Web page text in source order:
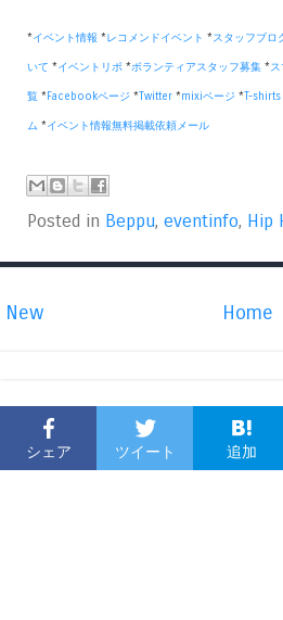
*イベント情報 *レコメンドイベント *スタッフブロ
いて *イベントリポ *ボランティアスタッフ募集 *
覧 * Facebookページ *Twitter *mixiページ *T-shirts
ム *イベント情報無料掲載依頼メール
Posted in Beppu, eventinfo, Hip
New Home
シェア ツイート 追加